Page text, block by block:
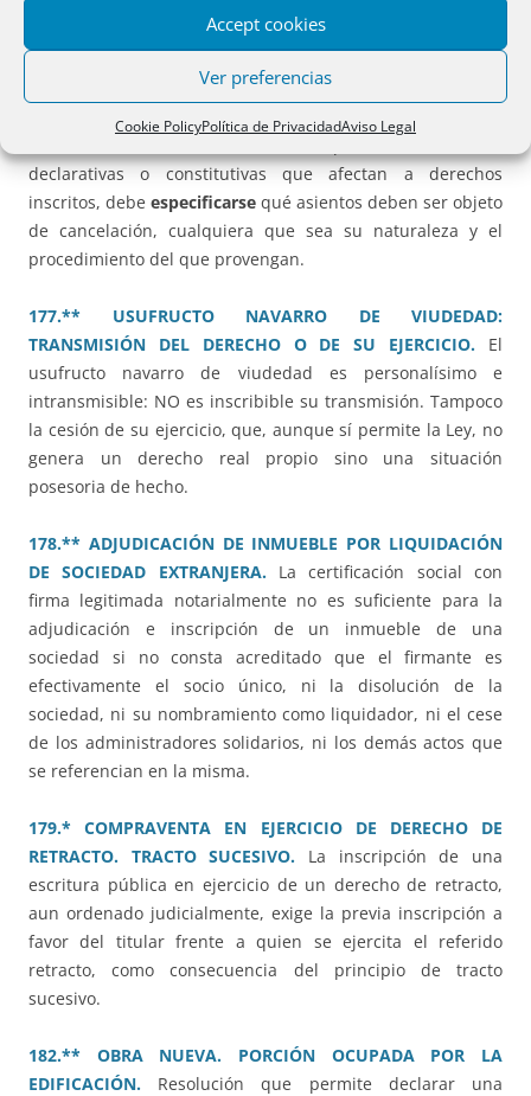
Accept cookies
Ver preferencias
Cookie PolicyPolítica de PrivacidadAviso Legal
176.** EJECUCIÓN DE HIPOTECA POR PROCEDIMIENTO
ORDINARIO. MANDAMIENTO DE CANCELACIÓN SIN
REFERIRSE A LA HIPOTECA SINO SOLO A LA ANOTACIÓN
declarativas o constitutivas que afectan a derechos
inscritos, debe especificarse qué asientos deben ser objeto
de cancelación, cualquiera que sea su naturaleza y el
procedimiento del que provengan.
177.** USUFRUCTO NAVARRO DE VIUDEDAD:
TRANSMISIÓN DEL DERECHO O DE SU EJERCICIO.
El
usufructo navarro de viudedad es personalísimo e
intransmisible: NO es inscribible su transmisión. Tampoco
la cesión de su ejercicio, que, aunque sí permite la Ley, no
genera un derecho real propio sino una situación
posesoria de hecho.
178.** ADJUDICACIÓN DE INMUEBLE POR LIQUIDACIÓN
DE SOCIEDAD EXTRANJERA. La certificación social con
firma legitimada notarialmente no es suficiente para la
adjudicación e inscripción de un inmueble de una
sociedad si no consta acreditado que el firmante es
efectivamente el socio único, ni la disolución de la
sociedad, ni su nombramiento como liquidador, ni el cese
de los administradores solidarios, ni los demás actos que
se referencian en la misma.
179.* COMPRAVENTA EN EJERCICIO DE DERECHO DE
RETRACTO. TRACTO SUCESIVO.
La inscripción de una
escritura pública en ejercicio de un derecho de retracto,
aun ordenado judicialmente, exige la previa inscripción a
favor del titular frente a quien se ejercita el referido
retracto, como consecuencia del principio de tracto
sucesivo.
182.** OBRA NUEVA. PORCIÓN OCUPADA POR LA
EDIFICACIÓN.
Resolución que permite declarar una